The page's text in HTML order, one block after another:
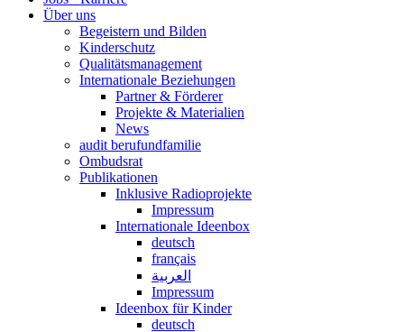
Über uns
Begeistern und Bilden
Kinderschutz
Qualitätsmanagement
Internationale Beziehungen
Partner & Förderer
Projekte & Materialien
News
audit berufundfamilie
Ombudsrat
Publikationen
Inklusive Radioprojekte
Impressum
Internationale Ideenbox
deutsch
français
العربية
Impressum
Ideenbox für Kinder
deutsch